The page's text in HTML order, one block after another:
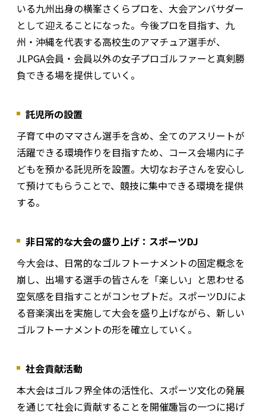
いる九州出身の横峯さくらプロを、大会アンバサダー
として迎えることになった。今後プロを目指す、九
州・沖縄を代表する高校生のアマチュア選手が、
JLPGA会員・会員以外の女子プロゴルファーと真剣勝
負できる場を提供していく。
託児所の設置
子育て中のママさん選手を含め、全てのアスリートが
活躍できる環境作りを目指すため、コース会場内に子
どもを預かる託児所を設置。大切なお子さんを安心し
て預けてもらうことで、競技に集中できる環境を提供
する。
非日常的な大会の盛り上げ：スポーツDJ
今大会は、日常的なゴルフトーナメントの固定概念を
崩し、出場する選手の皆さんを「楽しい」と思わせる
空気感を目指すことがコンセプトだ。スポーツDJによ
る音楽演出を実施して大会を盛り上げながら、新しい
ゴルフトーナメントの形を確立していく。
社会貢献活動
本大会はゴルフ界全体の活性化、スポーツ文化の発展
を通じて社会に貢献することを開催趣旨の一つに掲げ